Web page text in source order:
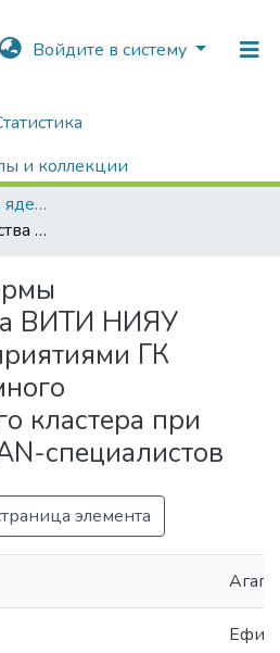
Войдите в систему
и коллекции
Поиск
Безопасность ядерной энергетики
2018_Безопасность ядерной энергетики
Формы сотрудничества ВИТИ НИЯУ МИФИ с предприятиями ГК Росатом и атомного промышленного кластера при подготовке LEAN-специалистов
ВИТИ НИЯУ
ГК
кластера при
специалистов
элемента